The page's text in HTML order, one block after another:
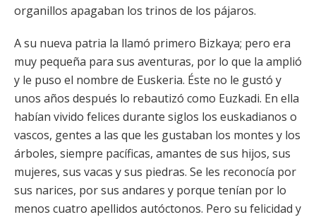
organillos apagaban los trinos de los pájaros.
A su nueva patria la llamó primero Bizkaya; pero era
muy pequeña para sus aventuras, por lo que la amplió
y le puso el nombre de Euskeria. Éste no le gustó y
unos años después lo rebautizó como Euzkadi. En ella
habían vivido felices durante siglos los euskadianos o
vascos, gentes a las que les gustaban los montes y los
árboles, siempre pacíficas, amantes de sus hijos, sus
mujeres, sus vacas y sus piedras. Se les reconocía por
sus narices, por sus andares y porque tenían por lo
menos cuatro apellidos autóctonos. Pero su felicidad y